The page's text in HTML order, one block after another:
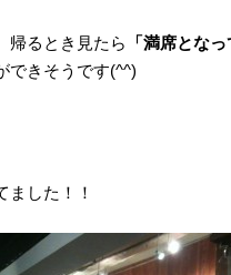
帰るとき見たら 「満席とな
できそうです(^^)
ました！！